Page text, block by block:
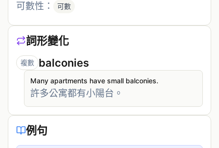
可數性： 可數
詞形變化
複數 balconies
Many apartments have small balconies.
許多公寓都有小陽台。
例句